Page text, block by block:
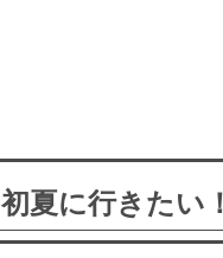
初夏に行きたい